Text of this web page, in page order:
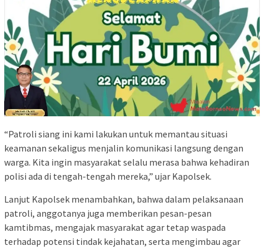
“Patroli siang ini kami lakukan untuk memantau situasi
keamanan sekaligus menjalin komunikasi langsung dengan
warga. Kita ingin masyarakat selalu merasa bahwa kehadiran
polisi ada di tengah-tengah mereka,” ujar Kapolsek.
Lanjut Kapolsek menambahkan, bahwa dalam pelaksanaan
patroli, anggotanya juga memberikan pesan-pesan
kamtibmas, mengajak masyarakat agar tetap waspada
terhadap potensi tindak kejahatan, serta mengimbau agar